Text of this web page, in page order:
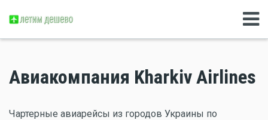
Авиакомпания Kharkiv Airlines
Чартерные авиарейсы из городов Украины по